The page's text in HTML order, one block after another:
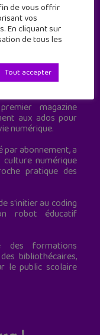
numérique
magazine
aux ados pour
numérique.
par abonnement, a
numérique
pratique des
s'initier au coding
robot éducatif
des formations
bibliothécaires,
le public scolaire
de vous offrir
vos
En cliquant sur
de tous les
Tout accepter